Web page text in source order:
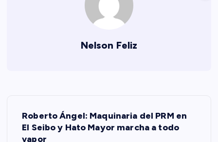
Nelson Feliz
Roberto Ángel: Maquinaria del PRM en
El Seibo y Hato Mayor marcha a todo
vapor